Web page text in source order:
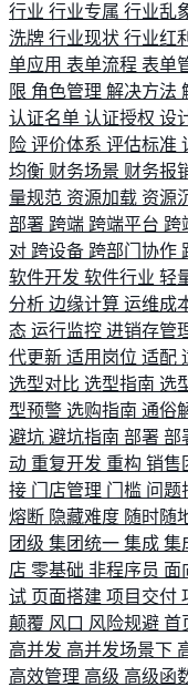
行业 行业专属 行业乱
洗牌 行业现状 行业红
单应用 表单流程 表单
限 角色管理 解决方法
认证名单 认证授权 设
险 评价体系 评估标准
均衡 财务场景 财务报
量规范 资源加载 资源
部署 跨端 跨端平台 跨
对 跨设备 跨部门协作
软件开发 软件行业 轻
分析 边缘计算 运维成
态 运行监控 进销存管
代更新 适用岗位 适配
选型对比 选型指南 选
型预警 选购指南 通俗
避坑 避坑指南 部署 部
动 重复开发 重构 销售
接 门店管理 门槛 问题
熔断 隐藏难度 随时随
团级 集团统一 集成 集
店 零基础 非程序员 面
试 页面搭建 项目交付
颠覆 风口 风险规避 首
高并发 高并发场景下
高效管理 高级 高级函